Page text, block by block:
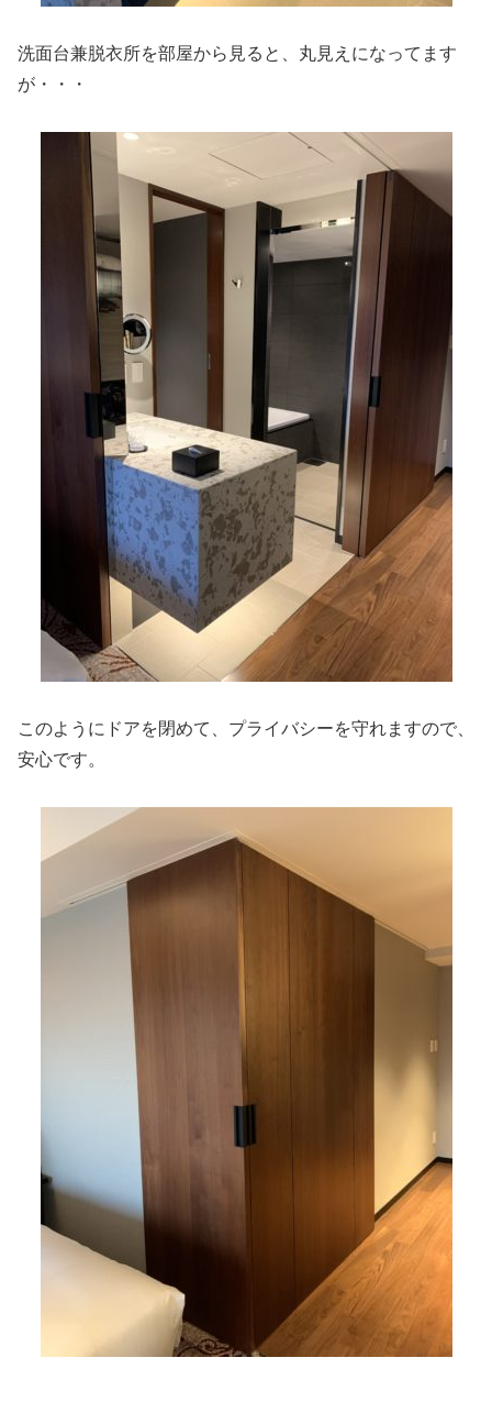
洗面台兼脱衣所を部屋から見ると、丸見えになってます
が・・・
このようにドアを閉めて、プライバシーを守れますので、
安心です。